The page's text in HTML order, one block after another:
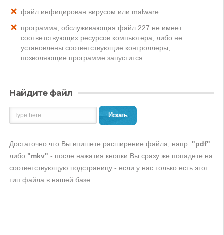
файл инфицирован вирусом или malware
программа, обслуживающая файл 227 не имеет
соответствующих ресурсов компьютера, либо не
установлены соответствующие контроллеры,
позволяющие программе запустится
Найдите файл
Искать
Достаточно что Вы впишете расширение файла, напр. "pdf"
либо "mkv" - после нажатия кнопки Вы сразу же попадете на
соответствующую подстраницу - если у нас только есть этот
тип файла в нашей базе.